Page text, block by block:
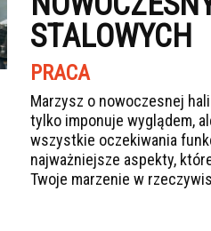
STALOWYCH
PRACA
Marzysz o nowoczesnej
tylko imponuje wyglądem,
wszystkie oczekiwania
najważniejsze aspekty,
Twoje marzenie w